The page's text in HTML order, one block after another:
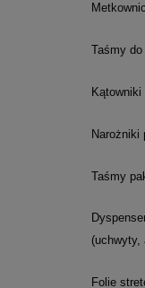
Taśmy
Kątowniki
Narożniki
Taśmy
(uchwyty,
Folie